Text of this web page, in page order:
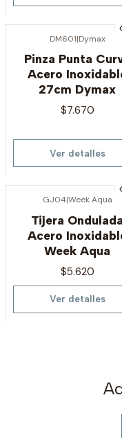
DM601|Dymax
Pinza Punta
Acero
27cm Dymax
$7.670
Ver detalles
GJ04|Week Aqua
Tijera Ondulada
Acero
Week Aqua
$5.620
Ver detalles